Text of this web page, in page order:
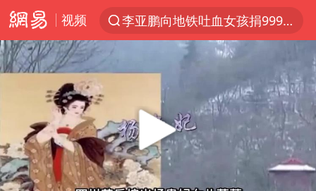
视频
李亚鹏向地铁吐血女孩捐99999元
服务提质，内需扩容有保障
官方通报传销头目出狱办书院
普京宣布多项人事调整
台风白海豚可能在浙江登陆
美股收盘：道指再创历史新高
人贩子“梅姨”真实姓名曝光